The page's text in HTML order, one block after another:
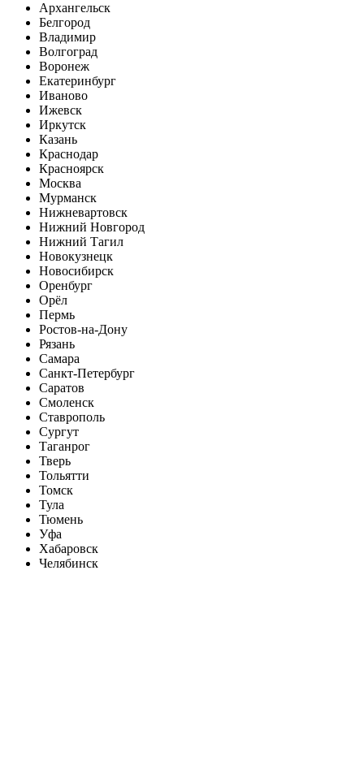
Архангельск
Белгород
Владимир
Волгоград
Воронеж
Екатеринбург
Иваново
Ижевск
Иркутск
Казань
Краснодар
Красноярск
Москва
Мурманск
Нижневартовск
Нижний Новгород
Нижний Тагил
Новокузнецк
Новосибирск
Оренбург
Орёл
Пермь
Ростов-на-Дону
Рязань
Самара
Санкт-Петербург
Саратов
Смоленск
Ставрополь
Сургут
Таганрог
Тверь
Тольятти
Томск
Тула
Тюмень
Уфа
Хабаровск
Челябинск